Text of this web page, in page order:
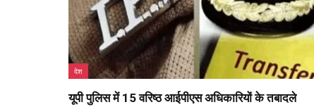
देश
यूपी पुलिस में 15 वरिष्ठ आईपीएस अधिकारियों के तबादले